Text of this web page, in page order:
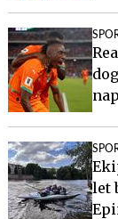
let